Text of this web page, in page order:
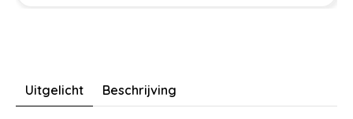
Uitgelicht Beschrijving